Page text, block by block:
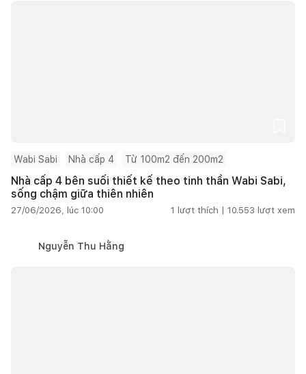
Wabi Sabi Nhà cấp 4 Từ 100m2 đến 200m2
Nhà cấp 4 bên suối thiết kế theo tinh thần Wabi Sabi,
sống chậm giữa thiên nhiên
27/06/2026, lúc 10:00 1 lượt thích | 10.553 lượt xem
Nguyễn Thu Hằng